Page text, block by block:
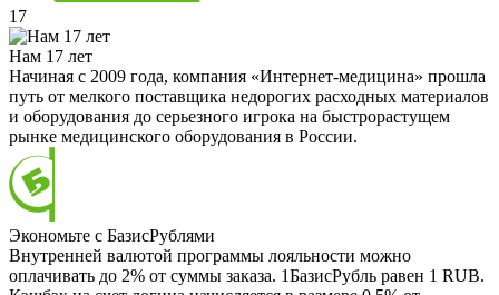
17
Нам 17 лет
Начиная с 2009 года, компания «Интернет-медицина» прошла
путь от мелкого поставщика недорогих расходных материалов
и оборудования до серьезного игрока на быстрорастущем
рынке медицинского оборудования в России.
Экономьте с БазисРублями
Внутренней валютой программы лояльности можно
оплачивать до 2% от суммы заказа. 1БазисРубль равен 1 RUB.